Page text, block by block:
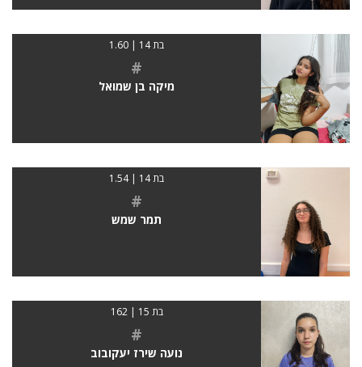
בת 14 | 1.60
#
מיקה בן שמואל
בת 14 | 1.54
#
תמר שמש
בת 15 | 162
#
נועה שירז יעקובוב